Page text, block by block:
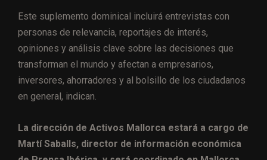
Este suplemento dominical incluirá entrevistas con
personas de relevancia, reportajes de interés,
opiniones y análisis clave sobre las decisiones que
transforman el mundo y afectan a empresarios,
inversores, ahorradores y al bolsillo de los ciudadanos
en general, indican.
La dirección de Activos Mallorca estará a cargo de
Martí Saballs, director de información económica